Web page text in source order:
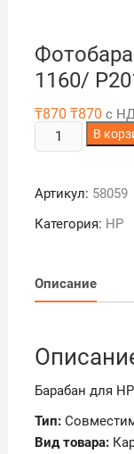
1160/
₸870 ₸870 с
Количество
товара
для
HP
P2015
Mitsubishi
В
Артикул: 58059
Категория: HP
Описание
Барабан для
Тип:
Вид товара: